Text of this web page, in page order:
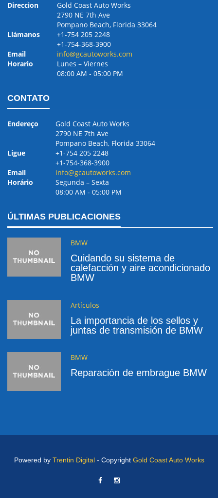
Direccion
Gold Coast Auto Works
2790 NE 7th Ave
Pompano Beach, Florida 33064
Llámanos
+1-754 205 2248
+1-754-368-3900
Email
info@gcautoworks.com
Horario
Lunes – Viernes
08:00 AM ‐ 05:00 PM
CONTATO
Endereço
Gold Coast Auto Works
2790 NE 7th Ave
Pompano Beach, Florida 33064
Ligue
+1-754 205 2248
+1-754-368-3900
Email
info@gcautoworks.com
Horário
Segunda – Sexta
08:00 AM ‐ 05:00 PM
ÚLTIMAS PUBLICACIONES
BMW
Cuidando su sistema de
calefacción y aire acondicionado
BMW
Artículos
La importancia de los sellos y
juntas de transmisión de BMW
BMW
Reparación de embrague BMW
Powered by Trentin Digital- Copyright Gold Coast Auto Works